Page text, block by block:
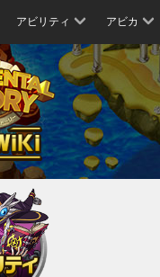
アビリティ アビカ